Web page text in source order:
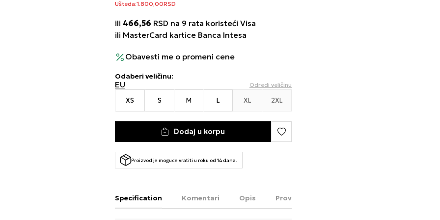
Ušteda:1.800,00RSD
ili 466,56 RSD na 9 rata koristeći Visa
ili MasterCard kartice Banca Intesa
Obavesti me o promeni cene
Odaberi veličinu:
EU Odredi veličinu
XS S M L XL 2XL
Dodaj u korpu
Proizvod je moguce vratiti u roku od 14 dana.
Specification Komentari Opis Proveri dostupnost u radnjama